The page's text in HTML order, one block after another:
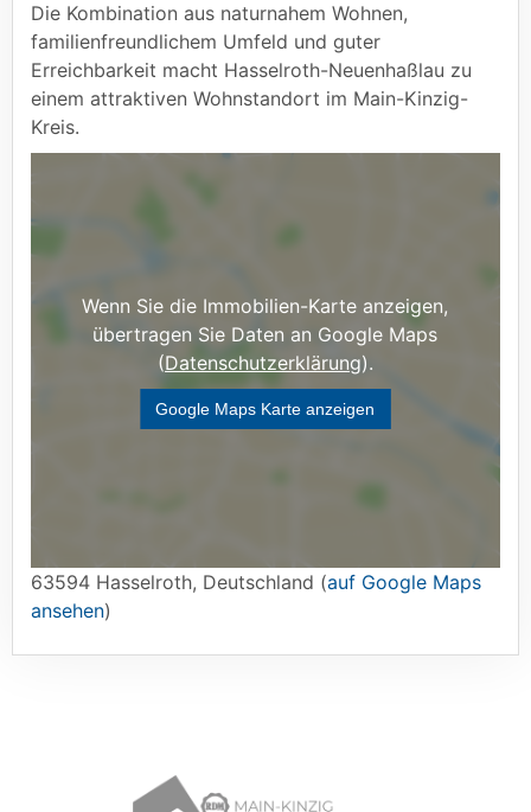
Die Kombination aus naturnahem Wohnen,
familienfreundlichem Umfeld und guter
Erreichbarkeit macht Hasselroth-Neuenhaßlau zu
einem attraktiven Wohnstandort im Main-Kinzig-
Kreis.
Wenn Sie die Immobilien-Karte anzeigen,
übertragen Sie Daten an Google Maps
(Datenschutzerklärung).
Google Maps Karte anzeigen
63594 Hasselroth, Deutschland (auf Google Maps
ansehen)